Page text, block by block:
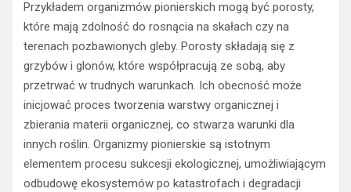
Przykładem organizmów pionierskich mogą być porosty,
które mają zdolność do rosnącia na skałach czy na
terenach pozbawionych gleby. Porosty składają się z
grzybów i glonów, które współpracują ze sobą, aby
przetrwać w trudnych warunkach. Ich obecność może
inicjować proces tworzenia warstwy organicznej i
zbierania materii organicznej, co stwarza warunki dla
innych roślin. Organizmy pionierskie są istotnym
elementem procesu sukcesji ekologicznej, umożliwiającym
odbudowę ekosystemów po katastrofach i degradacji